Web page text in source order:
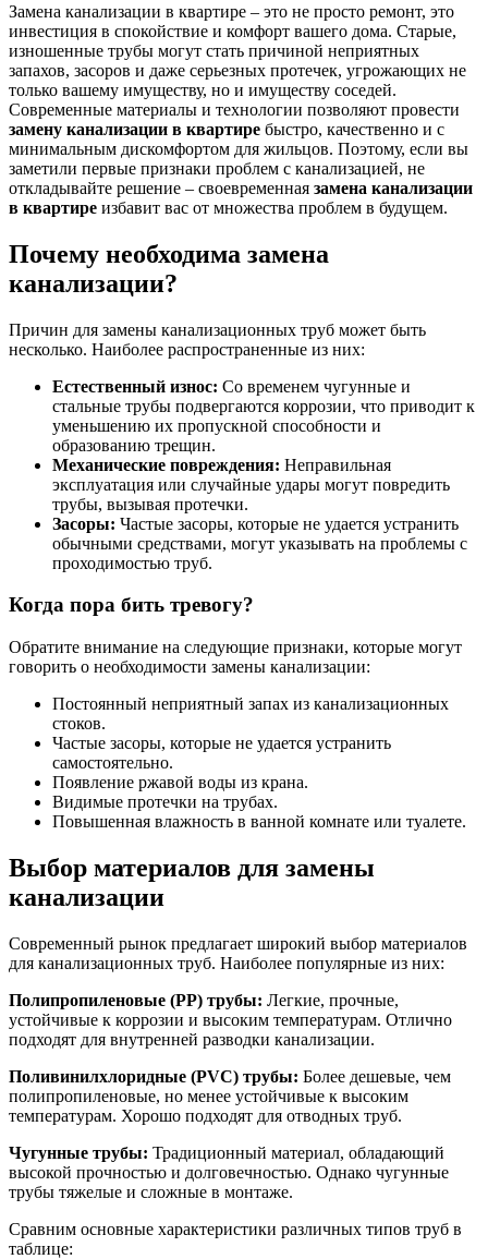
Замена канализации в квартире – это не просто ремонт, это
инвестиция в спокойствие и комфорт вашего дома. Старые,
изношенные трубы могут стать причиной неприятных
запахов, засоров и даже серьезных протечек, угрожающих не
только вашему имуществу, но и имуществу соседей.
Современные материалы и технологии позволяют провести
замену канализации в квартире быстро, качественно и с
минимальным дискомфортом для жильцов. Поэтому, если вы
заметили первые признаки проблем с канализацией, не
откладывайте решение – своевременная замена канализации
в квартире избавит вас от множества проблем в будущем.
Почему необходима замена
канализации?
Причин для замены канализационных труб может быть
несколько. Наиболее распространенные из них:
Естественный износ: Со временем чугунные и
стальные трубы подвергаются коррозии, что приводит к
уменьшению их пропускной способности и
образованию трещин.
Механические повреждения: Неправильная
эксплуатация или случайные удары могут повредить
трубы, вызывая протечки.
Засоры: Частые засоры, которые не удается устранить
обычными средствами, могут указывать на проблемы с
проходимостью труб.
Когда пора бить тревогу?
Обратите внимание на следующие признаки, которые могут
говорить о необходимости замены канализации:
Постоянный неприятный запах из канализационных
стоков.
Частые засоры, которые не удается устранить
самостоятельно.
Появление ржавой воды из крана.
Видимые протечки на трубах.
Повышенная влажность в ванной комнате или туалете.
Выбор материалов для замены
канализации
Современный рынок предлагает широкий выбор материалов
для канализационных труб. Наиболее популярные из них:
Полипропиленовые (PP) трубы: Легкие, прочные,
устойчивые к коррозии и высоким температурам. Отлично
подходят для внутренней разводки канализации.
Поливинилхлоридные (PVC) трубы: Более дешевые, чем
полипропиленовые, но менее устойчивые к высоким
температурам. Хорошо подходят для отводных труб.
Чугунные трубы: Традиционный материал, обладающий
высокой прочностью и долговечностью. Однако чугунные
трубы тяжелые и сложные в монтаже.
Сравним основные характеристики различных типов труб в
таблице: